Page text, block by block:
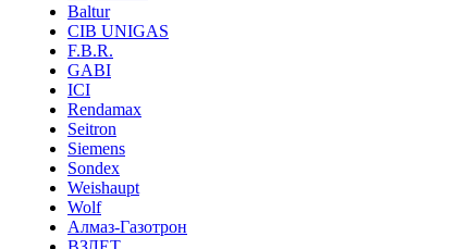
Baltur
CIB UNIGAS
F.B.R.
GABI
ICI
Rendamax
Seitron
Siemens
Sondex
Weishaupt
Wolf
Алмаз-Газотрон